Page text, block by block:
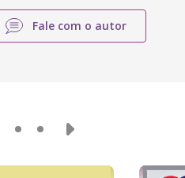
Fale com o autor